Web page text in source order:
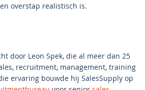
overstap realistisch is.
door Leon Spek, die al meer dan 25
recruitment, management, training
ervaring bouwde hij SalesSupply op